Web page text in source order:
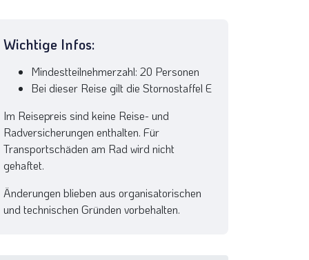
Wichtige Infos:
Mindestteilnehmerzahl: 20 Personen
Bei dieser Reise gilt die Stornostaffel E
Im Reisepreis sind keine Reise- und
Radversicherungen enthalten. Für
Transportschäden am Rad wird nicht
gehaftet.
Änderungen blieben aus organisatorischen
und technischen Gründen vorbehalten.